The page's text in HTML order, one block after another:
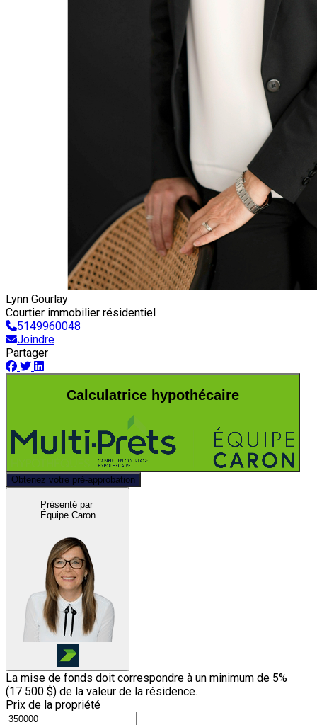
Lynn Gourlay
Courtier immobilier résidentiel
5149960048
Joindre
Partager
Calculatrice hypothécaire
Obtenez votre pré-approbation
Présenté par
Équipe Caron
La mise de fonds doit correspondre à un minimum de 5%
(17 500 $) de la valeur de la résidence.
Prix de la propriété